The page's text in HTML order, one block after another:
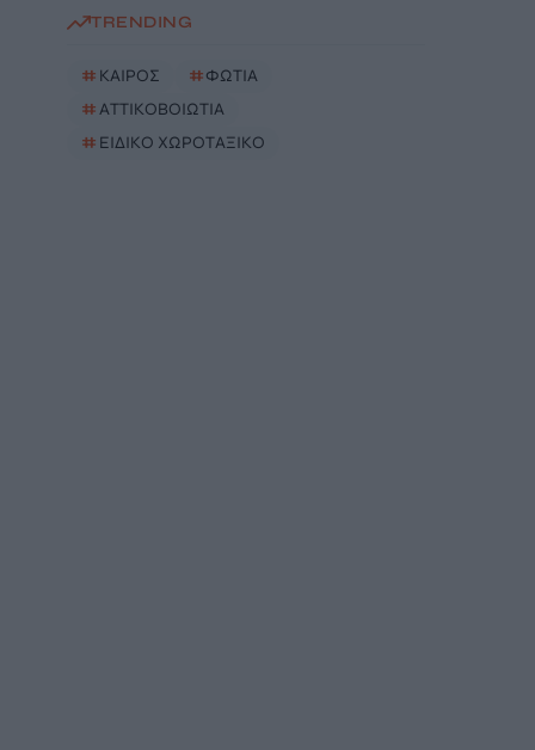
TRENDING
# ΚΑΙΡΟΣ #ΦΩΤΙΑ
#ΑΤΤΙΚΟΒΟΙΩΤΙΑ
# ΕΙΔΙΚΟ ΧΩΡΟΤΑΞΙΚΟ